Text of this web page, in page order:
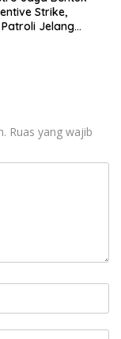
Strike,
Jelang
Ruas yang wajib